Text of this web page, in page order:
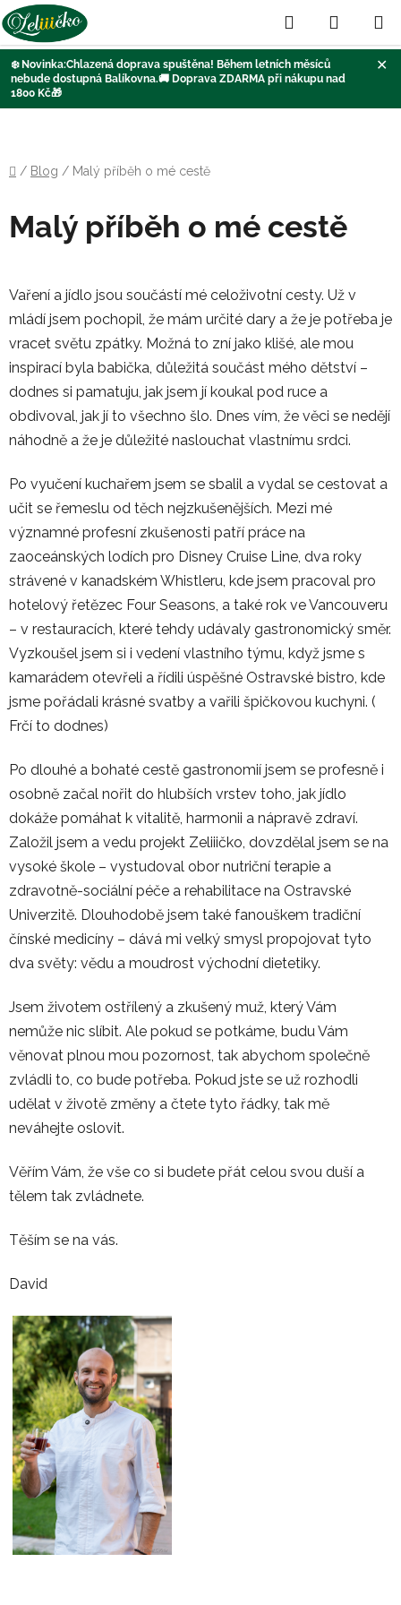
❄️ Novinka:Chlazená doprava spuštěna! Během letních měsíců
nebude dostupná Balíkovna.🚚 Doprava ZDARMA při nákupu nad
1800 Kč🎁
✕
Hledat
KOŠÍK
Domů
/ Blog / Malý příběh o mé cestě
Malý příběh o mé cestě
Vaření a jídlo jsou součástí mé celoživotní cesty. Už v
mládí jsem pochopil, že mám určité dary a že je potřeba je
vracet světu zpátky. Možná to zní jako klišé, ale mou
inspirací byla babička, důležitá součást mého dětství –
dodnes si pamatuju, jak jsem jí koukal pod ruce a
obdivoval, jak jí to všechno šlo. Dnes vím, že věci se nedějí
náhodně a že je důležité naslouchat vlastnímu srdci.
Po vyučení kuchařem jsem se sbalil a vydal se cestovat a
učit se řemeslu od těch nejzkušenějších. Mezi mé
významné profesní zkušenosti patří práce na
zaoceánských lodích pro Disney Cruise Line, dva roky
strávené v kanadském Whistleru, kde jsem pracoval pro
hotelový řetězec Four Seasons, a také rok ve Vancouveru
– v restauracích, které tehdy udávaly gastronomický směr.
Vyzkoušel jsem si i vedení vlastního týmu, když jsme s
kamarádem otevřeli a řídili úspěšné Ostravské bistro, kde
jsme pořádali krásné svatby a vařili špičkovou kuchyni. (
Frčí to dodnes)
Po dlouhé a bohaté cestě gastronomií jsem se profesně i
osobně začal nořit do hlubších vrstev toho, jak jídlo
dokáže pomáhat k vitalitě, harmonii a nápravě zdraví.
Založil jsem a vedu projekt Zeliiičko, dovzdělal jsem se na
vysoké škole – vystudoval obor nutriční terapie a
zdravotně-sociální péče a rehabilitace na Ostravské
Univerzitě. Dlouhodobě jsem také fanouškem tradiční
čínské medicíny – dává mi velký smysl propojovat tyto
dva světy: vědu a moudrost východní dietetiky.
Jsem životem ostřílený a zkušený muž, který Vám
nemůže nic slíbit. Ale pokud se potkáme, budu Vám
věnovat plnou mou pozornost, tak abychom společně
zvládli to, co bude potřeba. Pokud jste se už rozhodli
udělat v životě změny a čtete tyto řádky, tak mě
neváhejte oslovit.
Věřím Vám, že vše co si budete přát celou svou duší a
tělem tak zvládnete.
Těším se na vás.
David